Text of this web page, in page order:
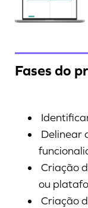
Fases do
Delinear
Criação
ou
Criação